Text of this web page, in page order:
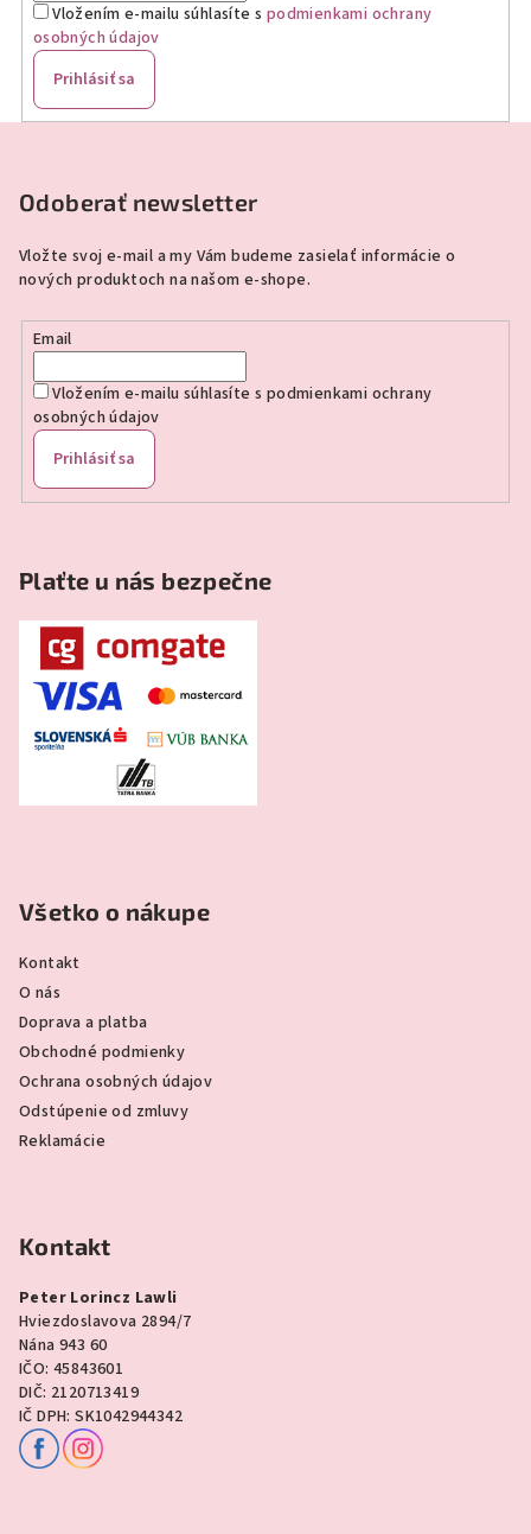
Vložením e-mailu súhlasíte s podmienkami ochrany
osobných údajov
Prihlásiť sa
Odoberať newsletter
Vložte svoj e-mail a my Vám budeme zasielať informácie o
nových produktoch na našom e-shope.
Email
Vložením e-mailu súhlasíte s podmienkami ochrany
osobných údajov
Prihlásiť sa
Plaťte u nás bezpečne
Všetko o nákupe
Kontakt
O nás
Doprava a platba
Obchodné podmienky
Ochrana osobných údajov
Odstúpenie od zmluvy
Reklamácie
Kontakt
Peter Lorincz Lawli
Hviezdoslavova 2894/7
Nána 943 60
IČO: 45843601
DIČ: 2120713419
IČ DPH: SK1042944342